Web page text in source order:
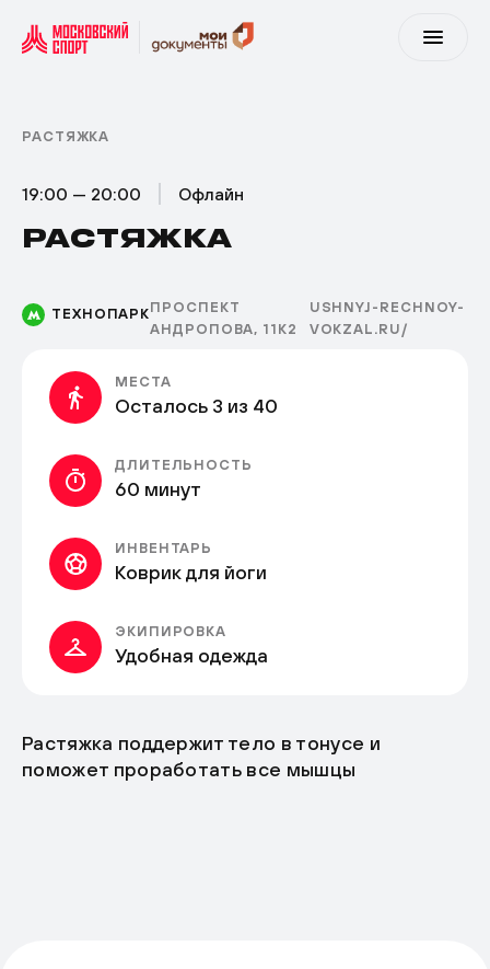
РАСТЯЖКА
19:00 — 20:00 Офлайн
РАСТЯЖКА
ТЕХНОПАРКПРОСПЕКТ
АНДРОПОВА, 11К2
USHNYJ-RECHNOY-
VOKZAL.RU/
МЕСТА
Осталось 3 из 40
ДЛИТЕЛЬНОСТЬ
60 минут
ИНВЕНТАРЬ
Коврик для йоги
ЭКИПИРОВКА
Удобная одежда
Растяжка поддержит тело в тонусе и
поможет проработать все мышцы